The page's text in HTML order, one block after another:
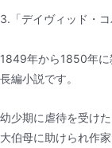
3.「デイヴィッド・コ
1849年から1850年に
長編小説です。
幼少期に虐待を受け
大伯母に助けられ作